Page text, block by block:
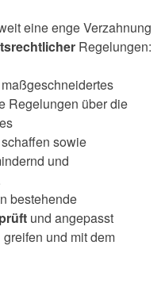
eine enge Verzahnung
Regelungen:
Regelungen über die
sowie
und
bestehende
und angepasst
und mit dem